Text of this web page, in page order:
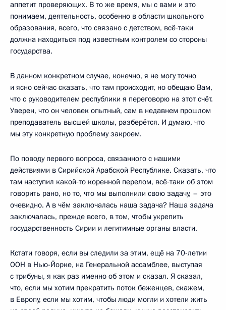
аппетит проверяющих. В то же время, мы с вами и это
понимаем, деятельность, особенно в области школьного
образования, всего, что связано с детством, всё‑таки
должна находиться под известным контролем со стороны
государства.
В данном конкретном случае, конечно, я не могу точно
и ясно сейчас сказать, что там происходит, но обещаю Вам,
что с руководителем республики я переговорю на этот счёт.
Уверен, что он человек опытный, сам в недавнем прошлом
преподаватель высшей школы, разберётся. И думаю, что
мы эту конкретную проблему закроем.
По поводу первого вопроса, связанного с нашими
действиями в Сирийской Арабской Республике. Сказать, что
там наступил какой‑то коренной перелом, всё‑таки об этом
говорить рано, но то, что мы выполнили свою задачу, – это
очевидно. А в чём заключалась наша задача? Наша задача
заключалась, прежде всего, в том, чтобы укрепить
государственность Сирии и легитимные органы власти.
Кстати говоря, если вы следили за этим, ещё на 70-летии
ООН в Нью-Йорке, на Генеральной ассамблее, выступая
с трибуны, я как раз именно об этом и сказал. Я сказал,
что, если мы хотим прекратить поток беженцев, скажем,
в Европу, если мы хотим, чтобы люди могли и хотели жить